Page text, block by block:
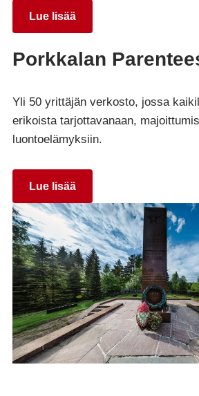
Lue lisää
Porkkalan
Yli 50 yrittäjän verkosto, jossa
erikoista tarjottavanaan,
luontoelämyksiin.
Lue lisää